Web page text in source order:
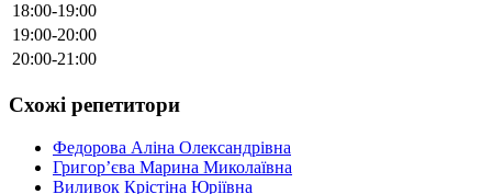
18:00-19:00
19:00-20:00
20:00-21:00
Схожі репетитори
Федорова Аліна Олександрівна
Григорʼєва Марина Миколаївна
Виливок Крістіна Юріївна